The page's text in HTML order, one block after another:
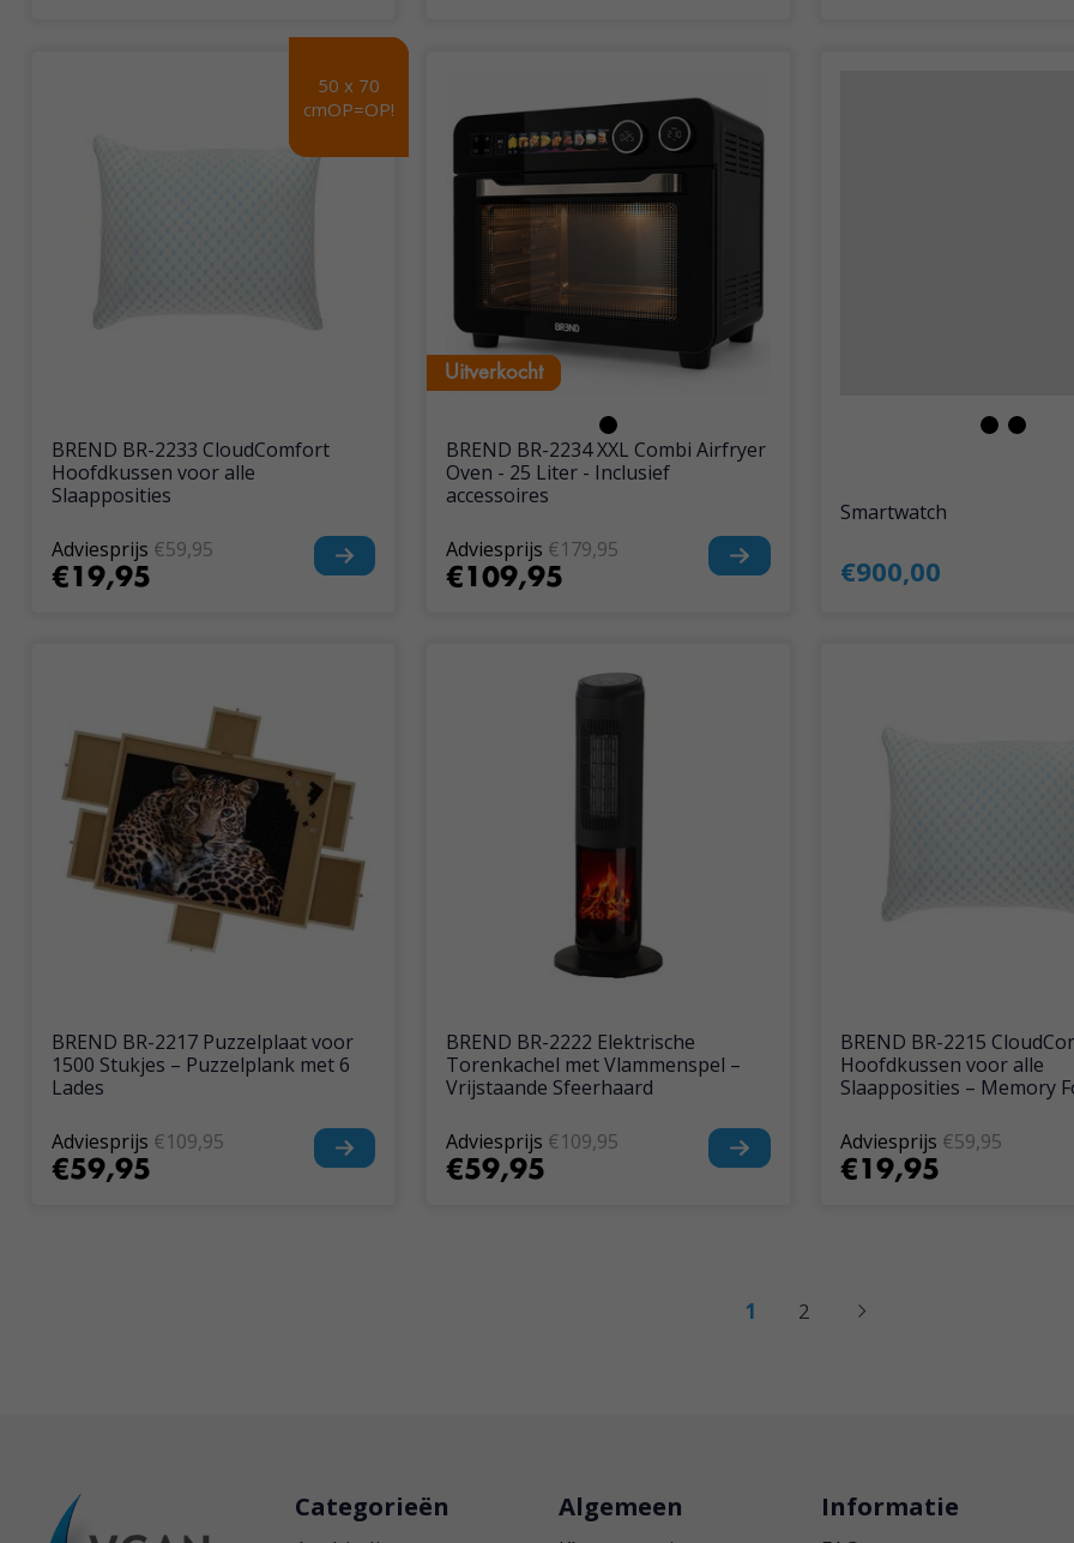
BREND BR-2233 CloudComfort
Hoofdkussen voor alle
Slaapposities
Adviesprijs €59,95
€19,95
50 x 70
cmOP=OP!
50 x 70
cmOP=OP!
BREND BR-2234 XXL Combi Airfryer
Oven - 25 Liter - Inclusief
accessoires
Adviesprijs €179,95
€109,95
Uitverkocht
Uitverkocht
Smartwatch
€900,00
BREND BR-2217 Puzzelplaat voor
1500 Stukjes – Puzzelplank met 6
Lades
Adviesprijs €109,95
€59,95
BREND BR-2222 Elektrische
Torenkachel met Vlammenspel –
Vrijstaande Sfeerhaard
Adviesprijs €109,95
€59,95
BREND BR-2215
Hoofdkussen voor alle
Slaapposities – Memory
Adviesprijs €59,95
€19,95
1 2
Categorieën Algemeen Informatie